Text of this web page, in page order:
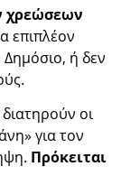
χρεώσεων
επιπλέον
Δημόσιο, ή δεν
οι
για τον
Πρόκειται